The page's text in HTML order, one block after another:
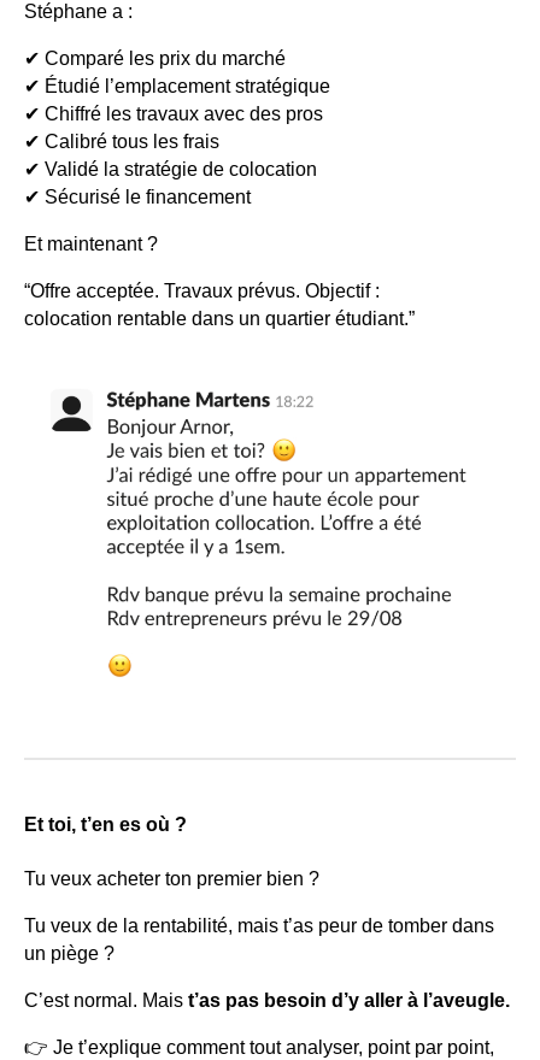
Stéphane a :
✔ Comparé les prix du marché
✔ Étudié l’emplacement stratégique
✔ Chiffré les travaux avec des pros
✔ Calibré tous les frais
✔ Validé la stratégie de colocation
✔ Sécurisé le financement
Et maintenant ?
“Offre acceptée. Travaux prévus. Objectif :
colocation rentable dans un quartier étudiant.”
Et toi, t’en es où ?
Tu veux acheter ton premier bien ?
Tu veux de la rentabilité, mais t’as peur de tomber dans
un piège ?
C’est normal. Mais t’as pas besoin d’y aller à l’aveugle.
👉 Je t’explique comment tout analyser, point par point,